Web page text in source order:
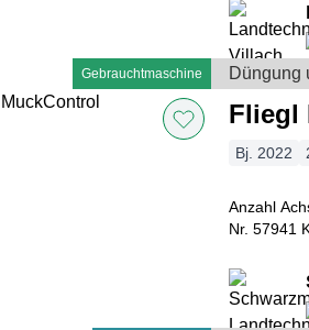
Gebrauchtmaschine Düngung
Fliegl
Bj. 2022
Anzahl
Nr. 57941 Ketten-Düngstreuer - ca. 22m³ - Tandemfahrgestell -